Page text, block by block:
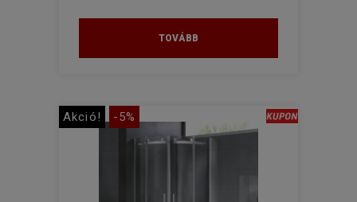
TOVÁBB
Akció! -5%